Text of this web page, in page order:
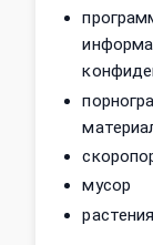
мусор
растения